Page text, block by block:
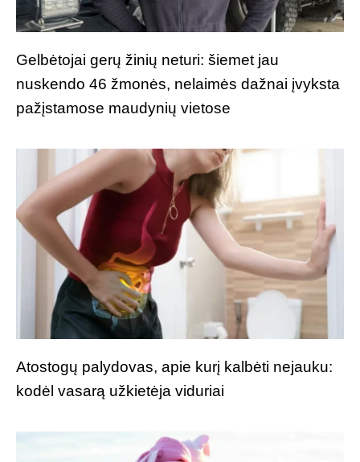
Gelbėtojai gerų žinių neturi: šiemet jau
nuskendo 46 žmonės, nelaimės dažnai įvyksta
pažįstamose maudynių vietose
Atostogų palydovas, apie kurį kalbėti nejauku:
kodėl vasarą užkietėja viduriai